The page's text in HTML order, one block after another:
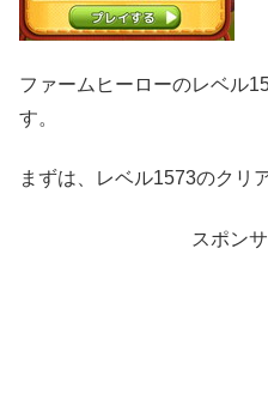
ファームヒーローのレベル
す。
まずは、レベル1573のクリ
スポン